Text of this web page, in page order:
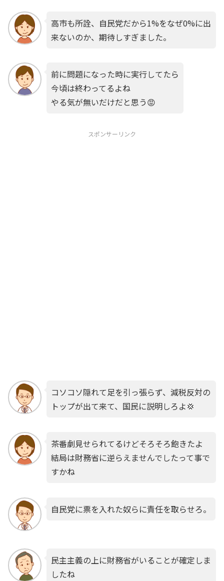
高市も所詮、自民党だから1%をなぜ0%に出
来ないのか、期待しすぎました。
前に問題になった時に実行してたら
今頃は終わってるよね
やる気が無いだけだと思う😡
スポンサーリンク
コソコソ隠れて足を引っ張らず、減税反対の
トップが出て来て、国民に説明しろよ💢
茶番劇見せられてるけどそろそろ飽きたよ
結局は財務省に逆らえませんでしたって事で
すかね
自民党に票を入れた奴らに責任を取らせろ。
民主主義の上に財務省がいることが確定しま
したね